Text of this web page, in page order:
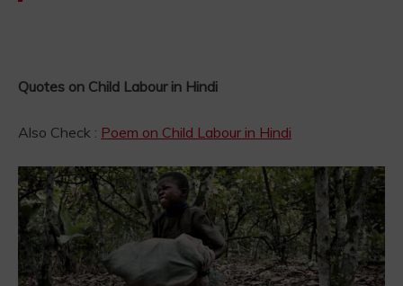
Quotes on Child Labour in Hindi
Also Check : Poem on Child Labour in Hindi